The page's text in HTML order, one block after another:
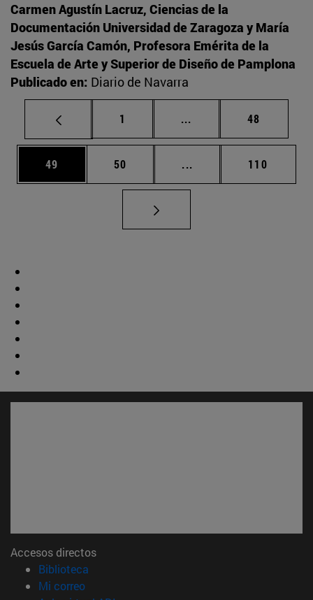
Carmen Agustín Lacruz, Ciencias de la
Documentación Universidad de Zaragoza y María
Jesús García Camón, Profesora Emérita de la
Escuela de Arte y Superior de Diseño de Pamplona
Publicado en: Diario de Navarra
Página
1 ... Páginas intermedias
Página
48
Página
49 Página
50 ... Páginas intermedias
Página
110
Accesos directos
Biblioteca
Mi correo(abre en nueva ventana)